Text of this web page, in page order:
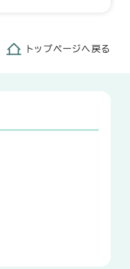
トップページへ戻る